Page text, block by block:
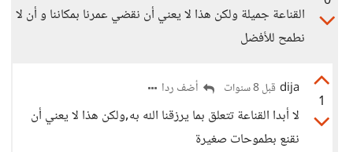
القناعة جميلة ولكن هذا لا يعني أن نقضي عمرنا بمكاننا و أن لا
نطمح للأفضل
1
dija قبل 8 سنوات أضف ردا
لا أبدا القناعة تتعلق بما يرزقنا الله به,ولكن هذا لا يعني أن
نقنع بطموحات صغيرة